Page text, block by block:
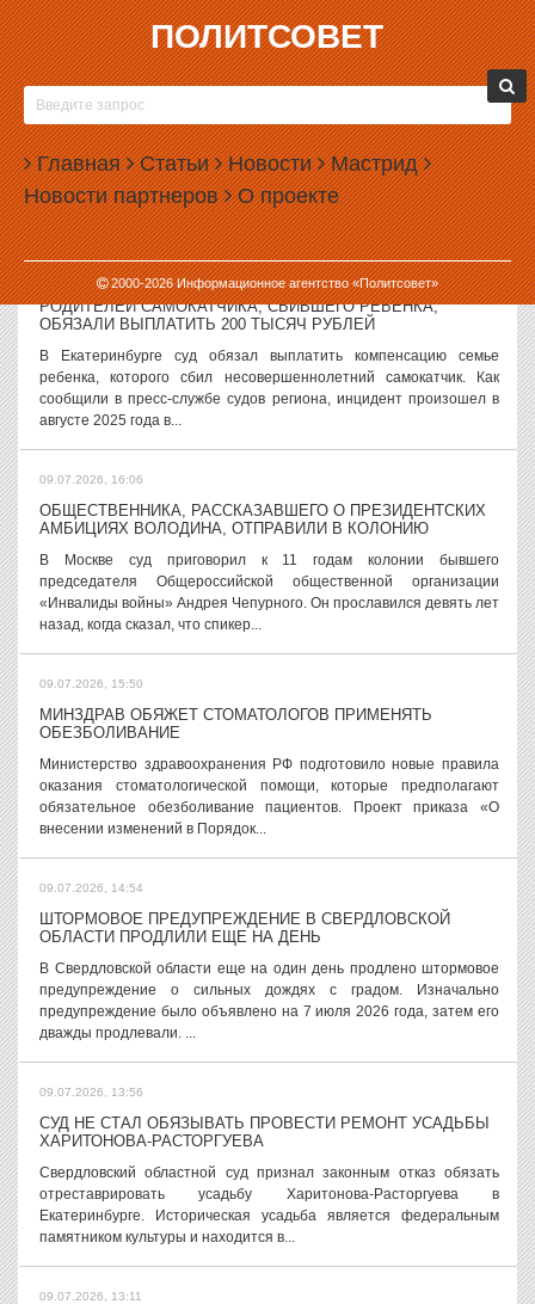
ПОЛИТСОВЕТ
Главная Статьи Новости Мастрид
Новости партнеров О проекте
2000-2026Информационное агентство «Политсовет»
09.07.2026, 17:57
В ЕКАТЕРИНБУРГЕ РАСПРОСТРАНЯЮТ ФЕЙК О
МОБИЛЬНЫХ ЗАПРАВКАХ
В Екатеринбурге начали распространять ложную информацию о
переходе на использование мобильных заправок. О появлении
такого фейка сообщает областная антитеррористическая
комиссия. В сообщениях, о...
09.07.2026, 16:57
РОДИТЕЛЕЙ САМОКАТЧИКА, СБИВШЕГО РЕБЕНКА,
ОБЯЗАЛИ ВЫПЛАТИТЬ 200 ТЫСЯЧ РУБЛЕЙ
В Екатеринбурге суд обязал выплатить компенсацию семье
ребенка, которого сбил несовершеннолетний самокатчик. Как
сообщили в пресс-службе судов региона, инцидент произошел в
августе 2025 года в...
09.07.2026, 16:06
ОБЩЕСТВЕННИКА, РАССКАЗАВШЕГО О ПРЕЗИДЕНТСКИХ
АМБИЦИЯХ ВОЛОДИНА, ОТПРАВИЛИ В КОЛОНИЮ
В Москве суд приговорил к 11 годам колонии бывшего
председателя Общероссийской общественной организации
«Инвалиды войны» Андрея Чепурного. Он прославился девять лет
назад, когда сказал, что спикер...
09.07.2026, 15:50
МИНЗДРАВ ОБЯЖЕТ СТОМАТОЛОГОВ ПРИМЕНЯТЬ
ОБЕЗБОЛИВАНИЕ
Министерство здравоохранения РФ подготовило новые правила
оказания стоматологической помощи, которые предполагают
обязательное обезболивание пациентов. Проект приказа «О
внесении изменений в Порядок...
09.07.2026, 14:54
ШТОРМОВОЕ ПРЕДУПРЕЖДЕНИЕ В СВЕРДЛОВСКОЙ
ОБЛАСТИ ПРОДЛИЛИ ЕЩЕ НА ДЕНЬ
В Свердловской области еще на один день продлено штормовое
предупреждение о сильных дождях с градом. Изначально
предупреждение было объявлено на 7 июля 2026 года, затем его
дважды продлевали. ...
09.07.2026, 13:56
СУД НЕ СТАЛ ОБЯЗЫВАТЬ ПРОВЕСТИ РЕМОНТ УСАДЬБЫ
ХАРИТОНОВА-РАСТОРГУЕВА
Свердловский областной суд признал законным отказ обязать
отреставрировать усадьбу Харитонова-Расторгуева в
Екатеринбурге. Историческая усадьба является федеральным
памятником культуры и находится в...
09.07.2026, 13:11